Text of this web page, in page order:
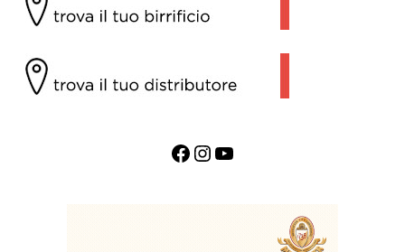
Facebook InstagramYouTube